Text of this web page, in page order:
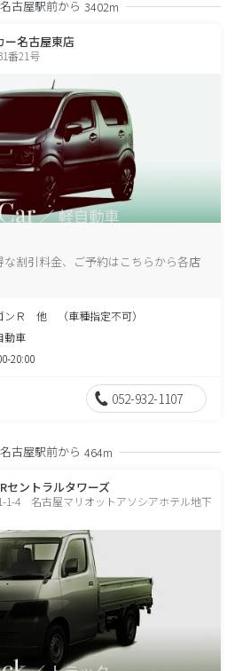
古屋駅前から 3402m
ー名古屋東店
番21号
割引料金、ご予約はこちらから各店
ンＲ 他 （車種指定不可）
動車
20:00
052-932-1107
古屋駅前から 464m
セントラルタワーズ
1-4 名古屋マリオットアソシアホテル地下